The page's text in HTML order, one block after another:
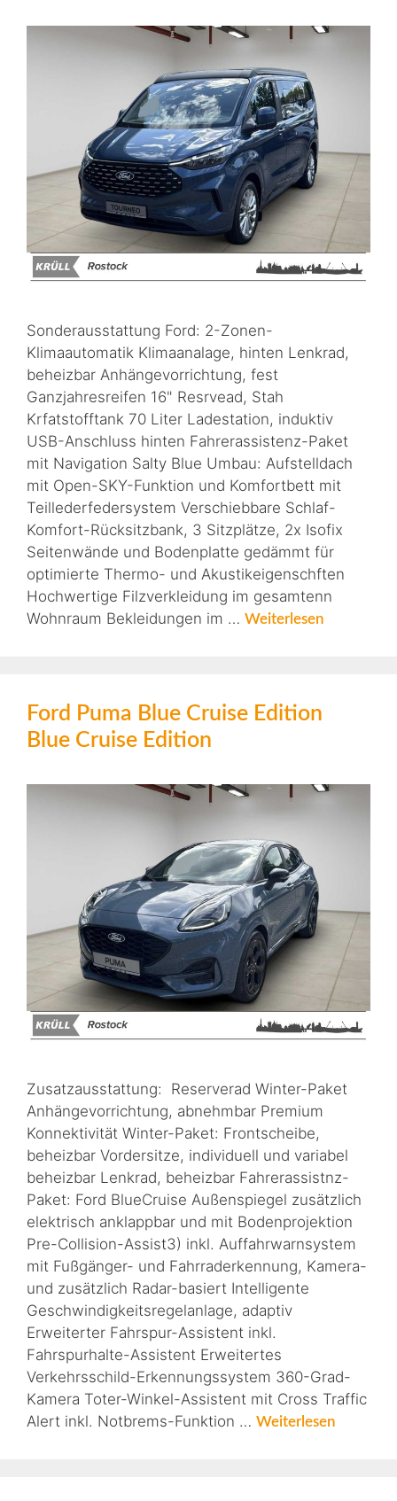
Sonderausstattung Ford: 2-Zonen-
Klimaautomatik Klimaanalage, hinten Lenkrad,
beheizbar Anhängevorrichtung, fest
Ganzjahresreifen 16" Resrvead, Stah
Krfatstofftank 70 Liter Ladestation, induktiv
USB-Anschluss hinten Fahrerassistenz-Paket
mit Navigation Salty Blue Umbau: Aufstelldach
mit Open-SKY-Funktion und Komfortbett mit
Teillederfedersystem Verschiebbare Schlaf-
Komfort-Rücksitzbank, 3 Sitzplätze, 2x Isofix
Seitenwände und Bodenplatte gedämmt für
optimierte Thermo- und Akustikeigenschften
Hochwertige Filzverkleidung im gesamtenn
Wohnraum Bekleidungen im … Weiterlesen
Ford Puma Blue Cruise Edition
Blue Cruise Edition
Zusatzausstattung: Reserverad Winter-Paket
Anhängevorrichtung, abnehmbar Premium
Konnektivität Winter-Paket: Frontscheibe,
beheizbar Vordersitze, individuell und variabel
beheizbar Lenkrad, beheizbar Fahrerassistnz-
Paket: Ford BlueCruise Außenspiegel zusätzlich
elektrisch anklappbar und mit Bodenprojektion
Pre-Collision-Assist3) inkl. Auffahrwarnsystem
mit Fußgänger- und Fahrraderkennung, Kamera-
und zusätzlich Radar-basiert Intelligente
Geschwindigkeitsregelanlage, adaptiv
Erweiterter Fahrspur-Assistent inkl.
Fahrspurhalte-Assistent Erweitertes
Verkehrsschild-Erkennungssystem 360-Grad-
Kamera Toter-Winkel-Assistent mit Cross Traffic
Alert inkl. Notbrems-Funktion … Weiterlesen